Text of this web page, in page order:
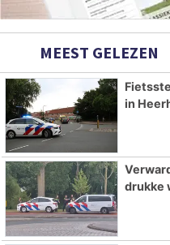
MEEST GELEZEN
in
drukke